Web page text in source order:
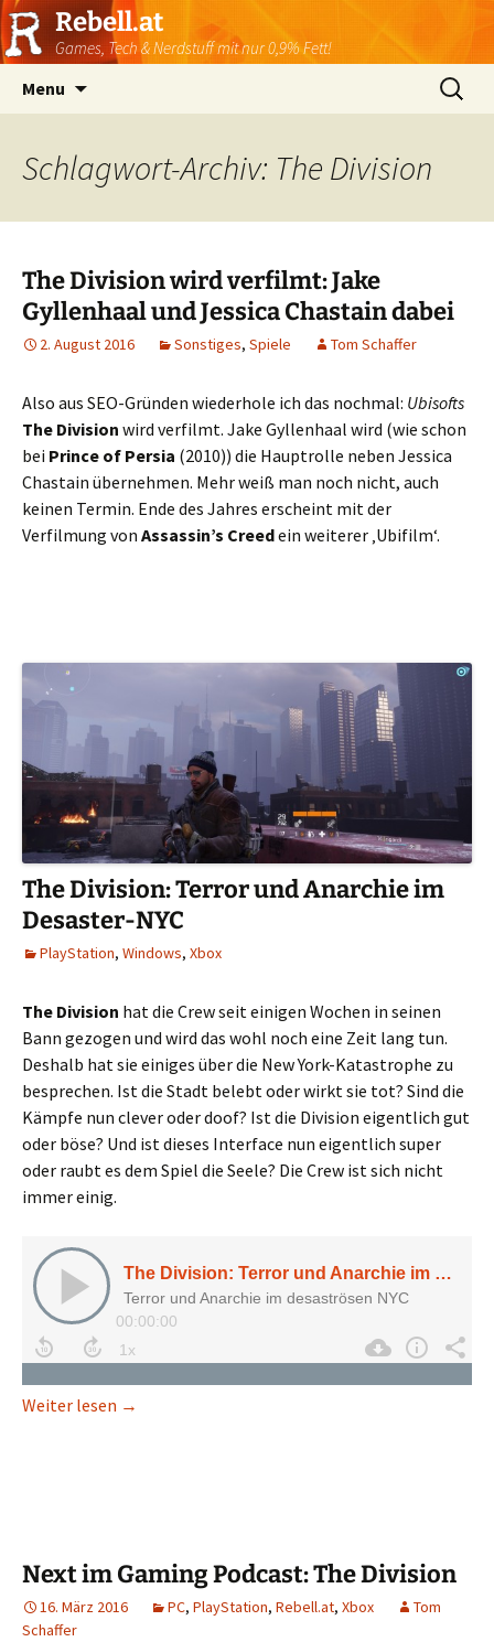
Rebell.at
Games, Tech & Nerdstuff mit nur 0,9% Fett!
Menu
Suchen
nach:
Schlagwort-Archiv: The Division
The Division wird verfilmt: Jake
Gyllenhaal und Jessica Chastain dabei
2. August 2016 Sonstiges, Spiele Tom Schaffer
Also aus SEO-Gründen wiederhole ich das nochmal: Ubisofts
The Division wird verfilmt. Jake Gyllenhaal wird (wie schon
bei Prince of Persia (2010)) die Hauptrolle neben Jessica
Chastain übernehmen. Mehr weiß man noch nicht, auch
keinen Termin. Ende des Jahres erscheint mit der
Verfilmung von Assassin’s Creedein weiterer ‚Ubifilm‘.
The Division: Terror und Anarchie im
Desaster-NYC
PlayStation, Windows, Xbox
The Division hat die Crew seit einigen Wochen in seinen
Bann gezogen und wird das wohl noch eine Zeit lang tun.
Deshalb hat sie einiges über die New York-Katastrophe zu
besprechen. Ist die Stadt belebt oder wirkt sie tot? Sind die
Kämpfe nun clever oder doof? Ist die Division eigentlich gut
oder böse? Und ist dieses Interface nun eigentlich super
oder raubt es dem Spiel die Seele? Die Crew ist sich nicht
immer einig.
Weiter lesen The Division: Terror und Anarchie im Desaster-
→
Next im Gaming Podcast: The Division
16. März 2016 PC, PlayStation, Rebell.at, Xbox
Tom
Schaffer